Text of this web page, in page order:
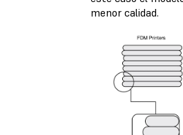
menor calidad.